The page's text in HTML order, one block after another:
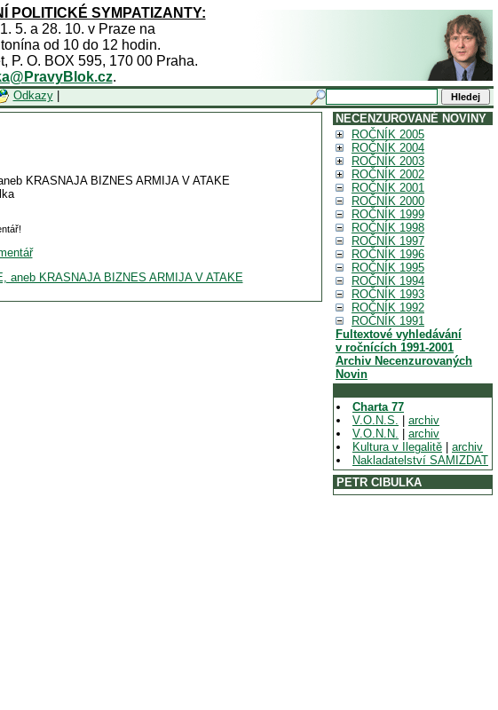
POLITICKÉ SYMPATIZANTY:
5. a 28. 10. v Praze na
od 10 do 12 hodin.
P. O. BOX 595, 170 00 Praha.
.
Odkazy|
KRASNAJA BIZNES ARMIJA V ATAKE
aneb KRASNAJA BIZNES ARMIJA V ATAKE
NECENZUROVANÉ NOVINY
ROČNÍK 2005
ROČNÍK 2004
ROČNÍK 2003
ROČNÍK 2002
ROČNÍK 2001
ROČNÍK 2000
ROČNÍK 1999
ROČNÍK 1998
ROČNÍK 1997
ROČNÍK 1996
ROČNÍK 1995
ROČNÍK 1994
ROČNÍK 1993
ROČNÍK 1992
ROČNÍK 1991
Fultextové vyhledávání
v ročnících 1991-2001
Archiv Necenzurovaných
Novin
Charta 77
V.O.N.S.
archiv
V.O.N.N.
archiv
Kultura v Ilegalitě
archiv
Nakladatelství SAMIZDAT
PETR CIBULKA